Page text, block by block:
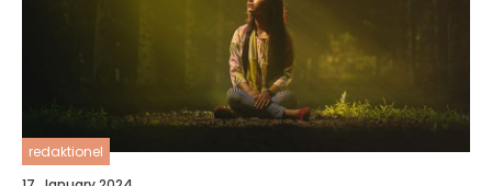
redaktionel